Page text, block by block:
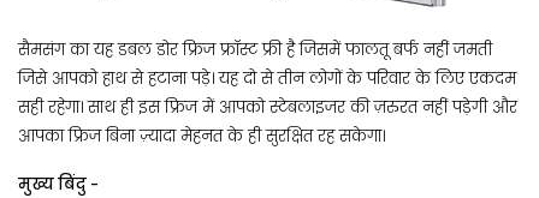
सैमसंग का यह डबल डोर फ्रिज फ्रॉस्ट फ्री है जिसमें फालतू बर्फ नहीं जमती
जिसे आपको हाथ से हटाना पड़े। यह दो से तीन लोगों के परिवार के लिए एकदम
सही रहेगा। साथ ही इस फ्रिज में आपको स्टेबलाइजर की ज़रुरत नहीं पड़ेगी और
आपका फ्रिज बिना ज़्यादा मेहनत के ही सुरक्षित रह सकेगा।
मुख्य बिंदु -